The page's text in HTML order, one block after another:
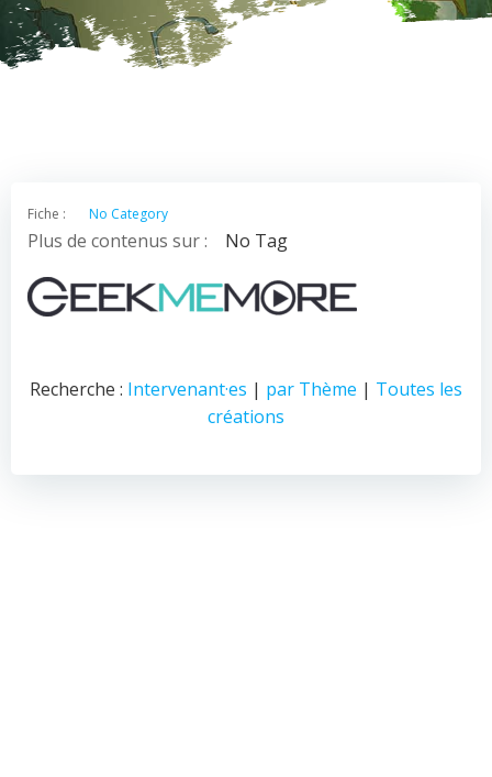
Fiche : No Category
Plus de contenus sur : No Tag
Recherche : Intervenant·es | par Thème | Toutes les
créations